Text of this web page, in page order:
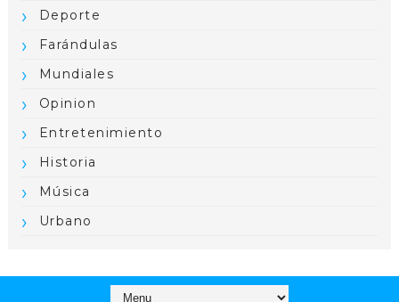
Deporte
Farándulas
Mundiales
Opinion
Entretenimiento
Historia
Música
Urbano